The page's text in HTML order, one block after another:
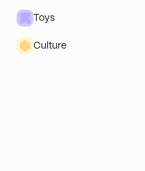
Toys
Culture